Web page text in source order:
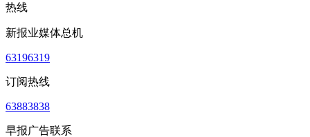
热线
新报业媒体总机
63196319
订阅热线
63883838
早报广告联系